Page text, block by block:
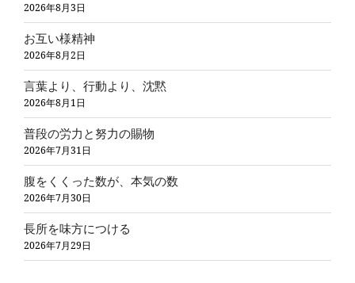
2026年8月3日
お互い様精神
2026年8月2日
言葉より、行動より、沈黙
2026年8月1日
普段の労力と努力の賜物
2026年7月31日
腹をくくった数が、本気の数
2026年7月30日
長所を味方につける
2026年7月29日